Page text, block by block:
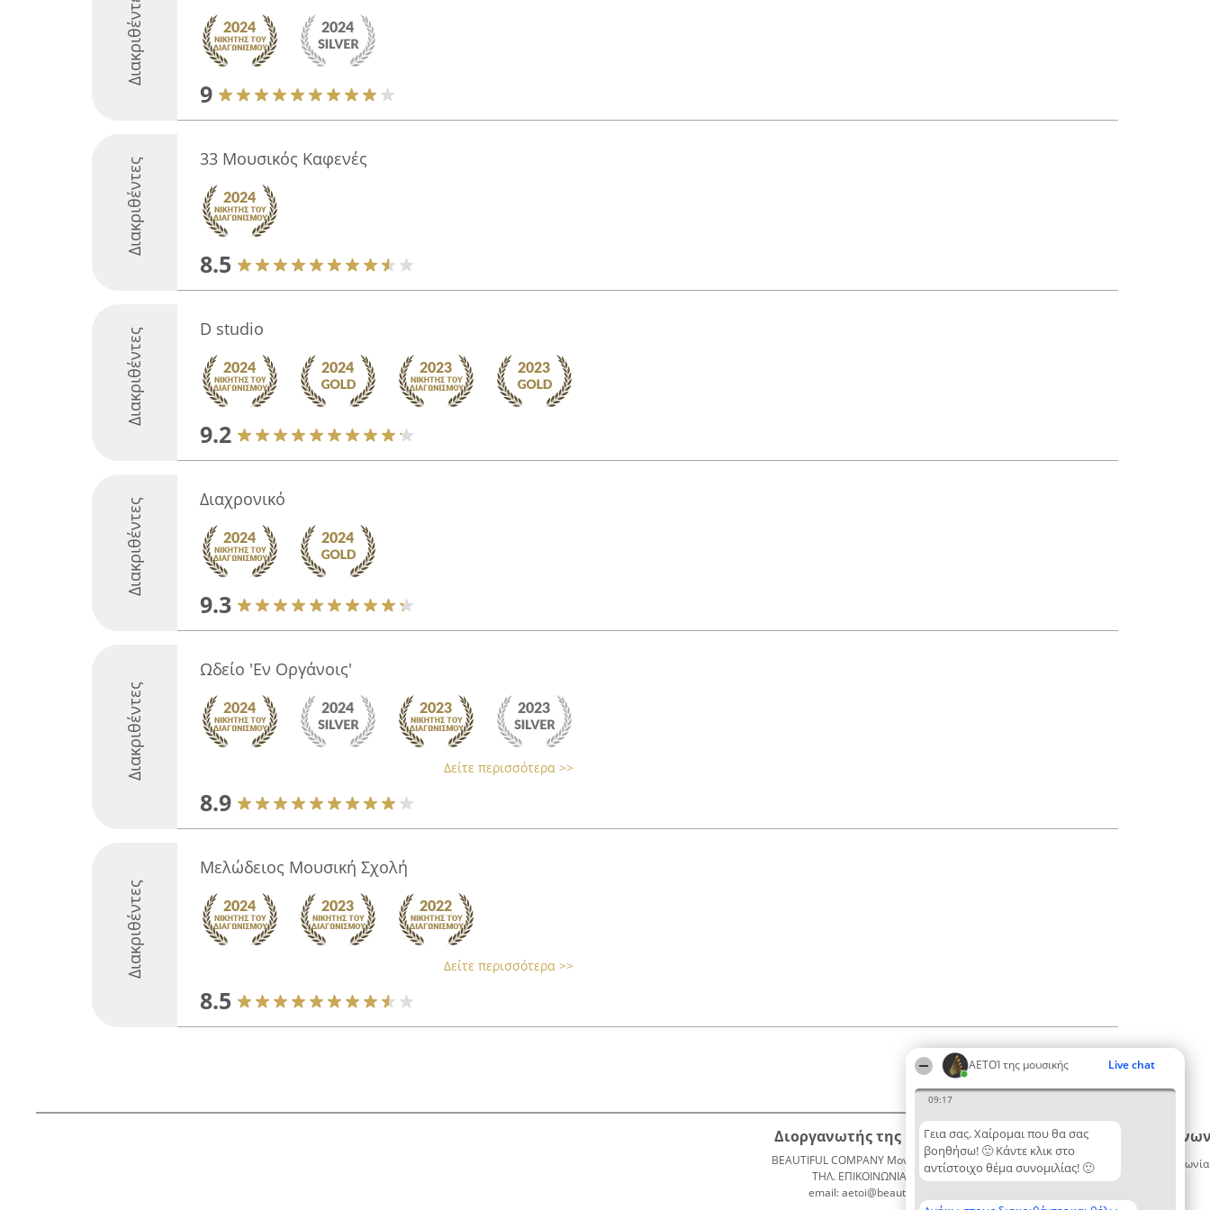
ΑΕΤΟΊ της μουσικής Live chat
09:17
Γεια σας. Χαίρομαι που θα σας
βοηθήσω! 🙂 Κάντε κλικ στο
αντίστοιχο θέμα συνομιλίας! 🙂
Διακριθέντες
9
Διακριθέντες 33 Μουσικός Καφενές
8.5
Διακριθέντες D studio
9.2
Διακριθέντες Διαχρονικό
9.3
Διακριθέντες
Ωδείο 'Εν Οργάνοις'
Δείτε περισσότερα >>
8.9
Διακριθέντες
Μελώδειος Μουσική Σχολή
Δείτε περισσότερα >>
8.5
Διοργανωτής της κατάταξης
BEAUTIFUL COMPANY Μονοπρόσωπη ΙΚΕ
ΤΗΛ. ΕΠΙΚΟΙΝΩΝΙΑΣ: 2104128019
email: aetoi@beautifulcompany.co
Κατάταξη
Διακριθέντες
Λίστα
Επικοινωνία